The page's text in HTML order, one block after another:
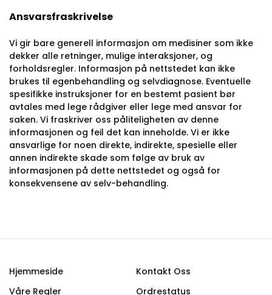
Ansvarsfraskrivelse
Vi gir bare generell informasjon om medisiner som ikke
dekker alle retninger, mulige interaksjoner, og
forholdsregler. Informasjon på nettstedet kan ikke
brukes til egenbehandling og selvdiagnose. Eventuelle
spesifikke instruksjoner for en bestemt pasient bør
avtales med lege rådgiver eller lege med ansvar for
saken. Vi fraskriver oss påliteligheten av denne
informasjonen og feil det kan inneholde. Vi er ikke
ansvarlige for noen direkte, indirekte, spesielle eller
annen indirekte skade som følge av bruk av
informasjonen på dette nettstedet og også for
konsekvensene av selv-behandling.
Hjemmeside
Kontakt Oss
Våre Regler
Ordrestatus